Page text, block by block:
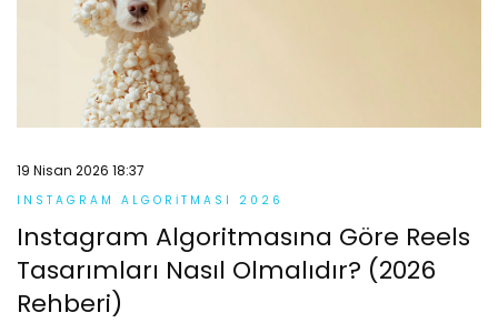
19 Nisan 2026 18:37
INSTAGRAM ALGORITMASI 2026
Instagram Algoritmasına Göre Reels
Tasarımları Nasıl Olmalıdır? (2026
Rehberi)